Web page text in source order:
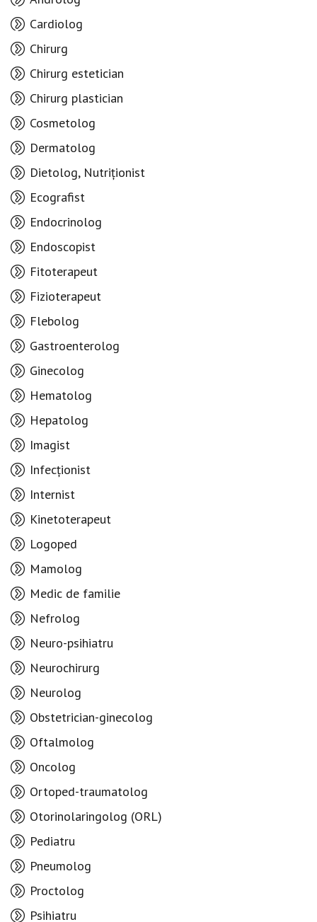
Cardiolog
Chirurg
Chirurg estetician
Chirurg plastician
Cosmetolog
Dermatolog
Dietolog, Nutriționist
Ecografist
Endocrinolog
Endoscopist
Fitoterapeut
Fizioterapeut
Flebolog
Gastroenterolog
Ginecolog
Hematolog
Hepatolog
Imagist
Infecționist
Internist
Kinetoterapeut
Logoped
Mamolog
Medic de familie
Nefrolog
Neuro-psihiatru
Neurochirurg
Neurolog
Obstetrician-ginecolog
Oftalmolog
Oncolog
Ortoped-traumatolog
Otorinolaringolog (ORL)
Pediatru
Pneumolog
Proctolog
Psihiatru